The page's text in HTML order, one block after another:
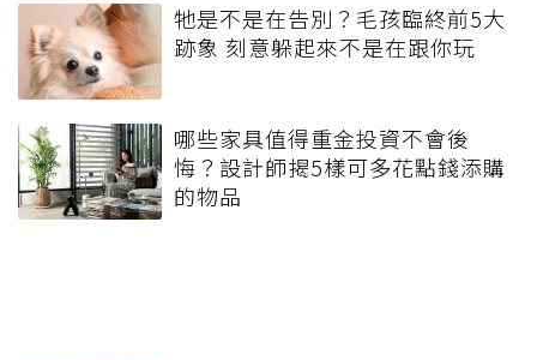
牠是不是在告別？毛孩臨終前5大
跡象 刻意躲起來不是在跟你玩
哪些家具值得重金投資不會後
悔？設計師揭5樣可多花點錢添購
的物品